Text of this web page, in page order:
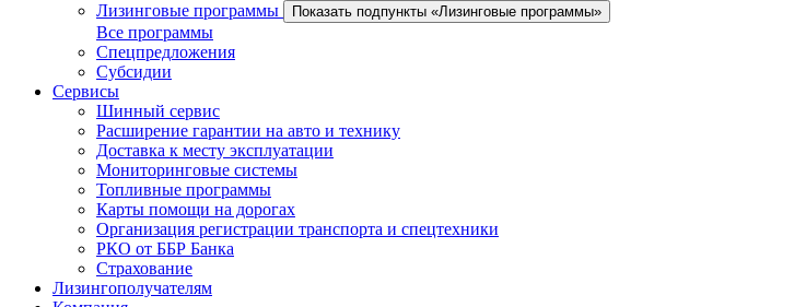
Лизинговые программы
Показать подпункты «Лизинговые программы»
Все программы
Спецпредложения
Субсидии
Сервисы
Шинный сервис
Расширение гарантии на авто и технику
Доставка к месту эксплуатации
Мониторинговые системы
Топливные программы
Карты помощи на дорогах
Организация регистрации транспорта и спецтехники
РКО от ББР Банка
Страхование
Лизингополучателям